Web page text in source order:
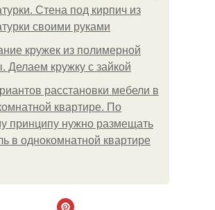
Стена под кирпич из
своими руками
кружек из полимерной
Делаем кружку с зайкой
расстановки мебели в
квартире. По
принципу нужно размещать
в однокомнатной квартире